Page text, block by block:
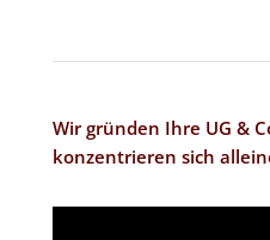
Wir gründen Ihre UG &
konzentrieren sich